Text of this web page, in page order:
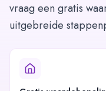
vraag een gratis
uitgebreide